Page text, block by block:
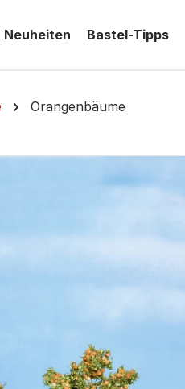
Neuheiten Bastel-Tipps
Orangenbäume